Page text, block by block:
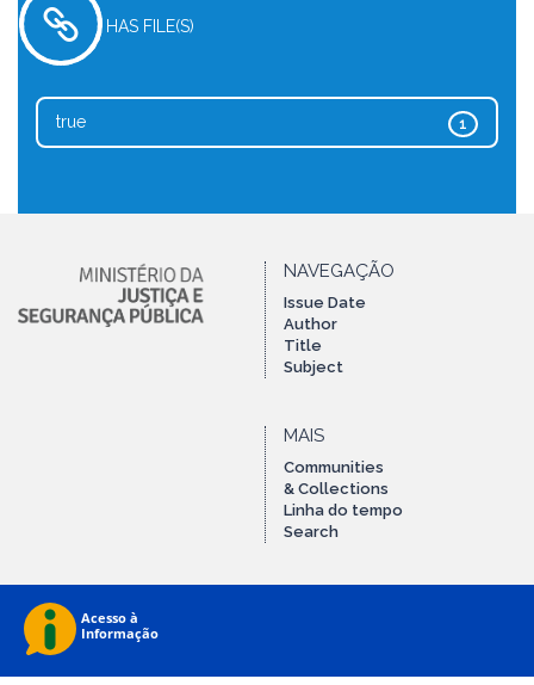
HAS FILE(S)
1
true
NAVEGAÇÃO
Issue Date
Author
Title
Subject
MAIS
Communities
& Collections
Linha do tempo
Search